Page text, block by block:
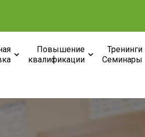
Повышение
квалификации
Тренинги
Семинары